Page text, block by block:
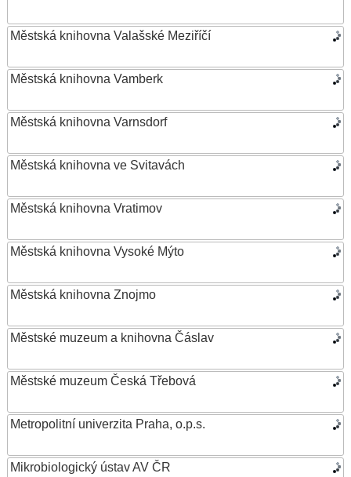
Městská knihovna Valašské Meziříčí
Městská knihovna Vamberk
Městská knihovna Varnsdorf
Městská knihovna ve Svitavách
Městská knihovna Vratimov
Městská knihovna Vysoké Mýto
Městská knihovna Znojmo
Městské muzeum a knihovna Čáslav
Městské muzeum Česká Třebová
Metropolitní univerzita Praha, o.p.s.
Mikrobiologický ústav AV ČR